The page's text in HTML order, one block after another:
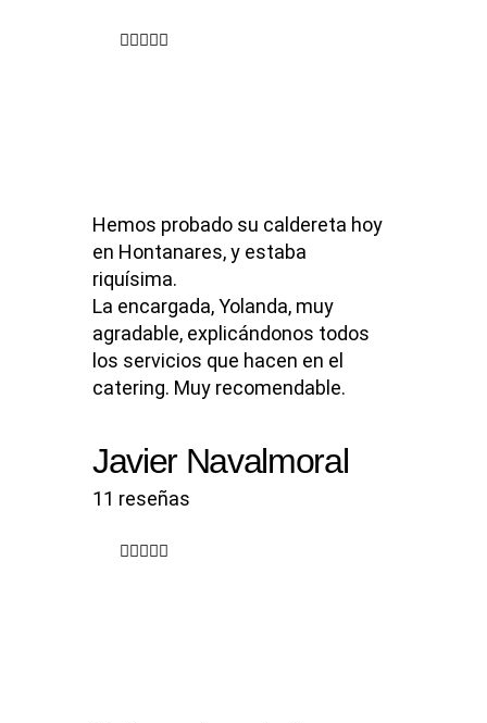
Hemos probado su caldereta hoy
en Hontanares, y estaba
riquísima.
La encargada, Yolanda, muy
agradable, explicándonos todos
los servicios que hacen en el
catering. Muy recomendable.
Javier Navalmoral
11 reseñas